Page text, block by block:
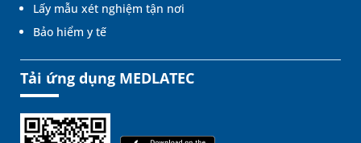
Lấy mẫu xét nghiệm tận nơi
Bảo hiểm y tế
Tải ứng dụng MEDLATEC